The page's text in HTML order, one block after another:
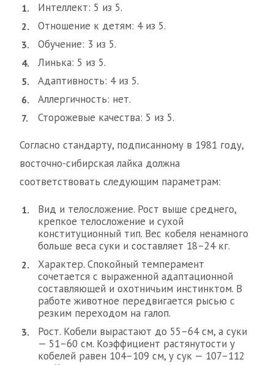
Интеллект: 5 из 5.
Отношение к детям: 4 из 5.
Обучение: 3 из 5.
Линька: 5 из 5.
Адаптивность: 4 из 5.
Аллергичность: нет.
Сторожевые качества: 5 из 5.
Согласно стандарту, подписанному в 1981 году,
восточно-сибирская лайка должна
соответствовать следующим параметрам:
Вид и телосложение. Рост выше среднего,
крепкое телосложение и сухой
конституционный тип. Вес кобеля ненамного
больше веса суки и составляет 18–24 кг.
Характер. Спокойный темперамент
сочетается с выраженной адаптационной
составляющей и охотничьим инстинктом. В
работе животное передвигается рысью с
резким переходом на галоп.
Рост. Кобели вырастают до 55–64 см, а суки
— 51–60 см. Коэффициент растянутости у
кобелей равен 104–109 см, у сук — 107–112